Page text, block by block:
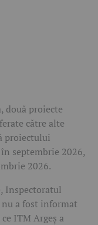
proiecte
către alte
proiectului
septembrie 2026,
2026.
Inspectoratul
a fost informat
ITM Argeș a